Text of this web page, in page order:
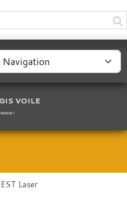
VOILE
!
Laser